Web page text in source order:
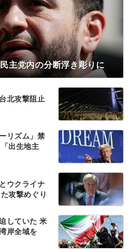
主党内の分断浮き彫りに
北攻撃阻止
リズム」禁
出生地主
ウクライナ
攻撃めぐり
していた 米
岸全域を